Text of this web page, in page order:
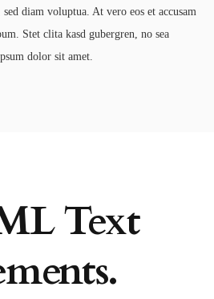
diam voluptua. At vero eos et accusam
Stet clita kasd gubergren, no sea
dolor sit amet.
Text